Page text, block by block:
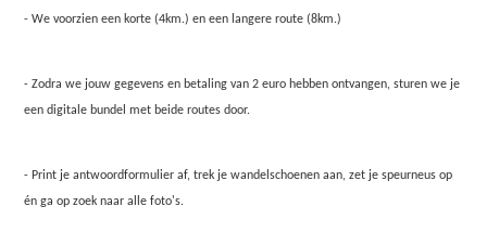
- We voorzien een korte (4km.) en een langere route (8km.)
- Zodra we jouw gegevens en betaling van 2 euro hebben ontvangen, sturen we je
een digitale bundel met beide routes door.
- Print je antwoordformulier af, trek je wandelschoenen aan, zet je speurneus op
én ga op zoek naar alle foto's.